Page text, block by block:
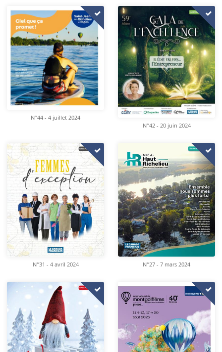
N°44 - 4 juillet 2024
N°42 - 20 juin 2024
N°31 - 4 avril 2024 N°27 - 7 mars 2024